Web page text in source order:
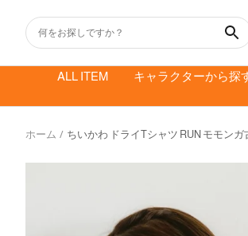
ン
へ
ALL ITEM キャラクターから探
ホーム ちいかわ ドライTシャツ RUN モモンガ